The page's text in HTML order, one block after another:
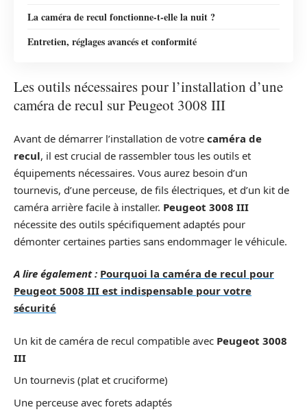
La caméra de recul fonctionne-t-elle la nuit ?
Entretien, réglages avancés et conformité
Les outils nécessaires pour l’installation d’une
caméra de recul sur Peugeot 3008 III
Avant de démarrer l’installation de votre caméra de
recul, il est crucial de rassembler tous les outils et
équipements nécessaires. Vous aurez besoin d’un
tournevis, d’une perceuse, de fils électriques, et d’un kit de
caméra arrière facile à installer. Peugeot 3008 III
nécessite des outils spécifiquement adaptés pour
démonter certaines parties sans endommager le véhicule.
A lire également : Pourquoi la caméra de recul pour
Peugeot 5008 III est indispensable pour votre
sécurité
Un kit de caméra de recul compatible avec Peugeot 3008
III
Un tournevis (plat et cruciforme)
Une perceuse avec forets adaptés